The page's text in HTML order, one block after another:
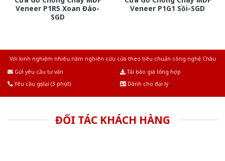
Veneer P1R5 Xoan Đào-
SGD
Veneer P1G1 Sồi-SGD
Với kinh nghiệm nhiêu năm nghiên cứu cửa theo tiêu chuẩn công nghệ Châu
Gửi yêu cầu tư vấn
Tải báo giá tổng hợp
Yêu cầu gọi lại (3 phút)
Dành cho đại lý
ĐỐI TÁC KHÁCH HÀNG